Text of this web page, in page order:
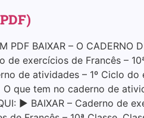
BAIXAR – O CADERNO
exercícios de Francês –
de atividades – 1º Ciclo
que tem no caderno de
▶ BAIXAR – Caderno de